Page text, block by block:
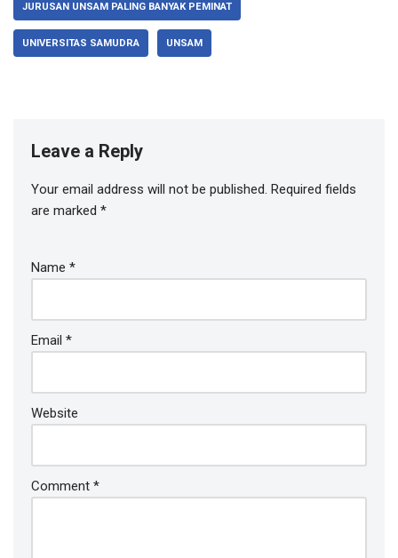
JURUSAN UNSAM PALING BANYAK PEMINAT
UNIVERSITAS SAMUDRA UNSAM
Leave a Reply
Your email address will not be published. Required fields
are marked *
Name *
Email *
Website
Comment *